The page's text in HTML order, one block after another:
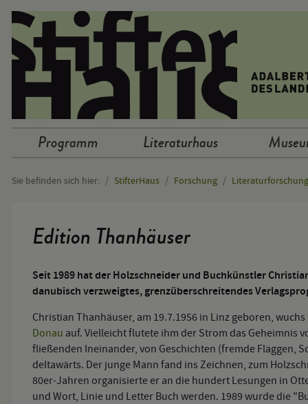
Sprunglinks
Hauptnavigation
Programm Literaturhaus
Sie befinden sich hier: StifterHaus Forschung Literaturforschung
Edition Thanhäuser
Seit 1989 hat der Holzschneider und Buchkünstler
danubisch verzweigtes, grenzüberschreitendes
Christian Thanhäuser, am 19.7.1956 in Linz geboren,
Donau auf. Vielleicht flutete ihm der Strom das Geheimnis
fließenden Ineinander, von Geschichten (fremde Flaggen,
deltawärts. Der junge Mann fand ins Zeichnen, zum
80er-Jahren organisierte er an die hundert Lesungen in
und Wort, Linie und Letter Buch werden. 1989 wurde die